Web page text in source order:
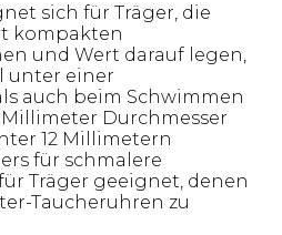
sich für Träger, die
kompakten
und Wert darauf legen,
unter einer
auch beim Schwimmen
Durchmesser
12 Millimetern
für schmalere
Träger geeignet, denen
Taucheruhren zu